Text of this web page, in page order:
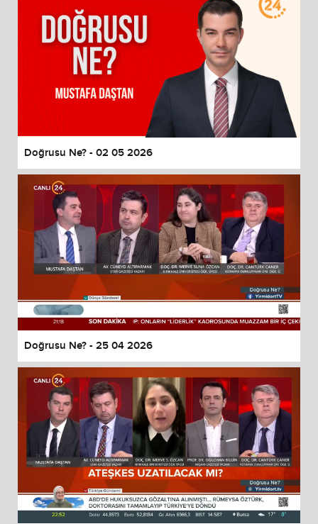
Doğrusu Ne? - 02 05 2026
Doğrusu Ne? - 25 04 2026